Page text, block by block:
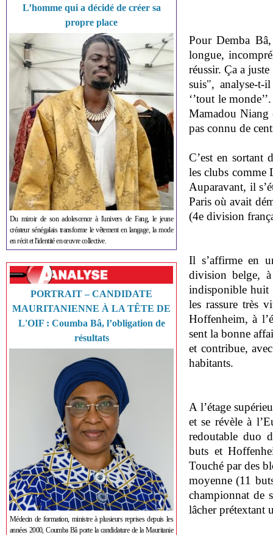
L’homme qui a décidé de créer sa
propre place
Du miroir de son adolescence à l'univers de Fang, le jeune
créateur sénégalais transforme le vêtement en langage, la mode
en récit et l'identité en œuvre collective.
PORTRAIT – CANDIDATE
MAURITANIENNE À LA TÊTE DE
L'OIF : Coumba Bâ, l’obligation de
résultats
Médecin de formation, ministre à plusieurs reprises depuis les
années 2000, Coumba Bâ porte la candidature de la Mauritanie
Pour Demba
longue,
réussir. Ça a
suis", analyse-t-
‘’tout le
Mamadou Niang
pas connu de
C’est en sortant
les clubs comme
Auparavant, il
Paris où avait
(4e division
Il s’affirme en
division belge,
indisponible huit
les rassure très
Hoffenheim, à
sent la bonne
et contribue,
habitants.
A l’étage
et se révèle à
redoutable duo
buts et
Touché par des
moyenne (11
championnat de
lâcher prétextant